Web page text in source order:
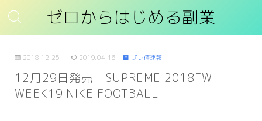
ゼロからはじめる副業
2018.12.25 2019.04.16 プレ値速報！
12月29日発売｜SUPREME 2018FW
WEEK19 NIKE FOOTBALL